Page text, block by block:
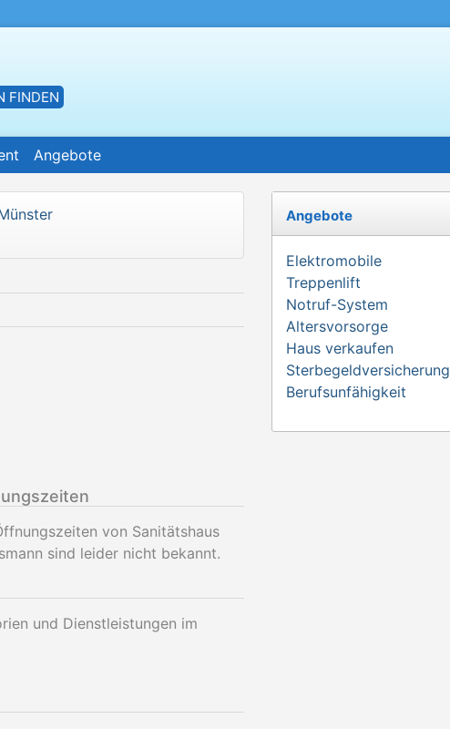
FINDEN
Angebote
von Sanitätshaus
sind leider nicht bekannt.
und Dienstleistungen im
Angebote
Elektromobile
Treppenlift
Notruf-System
Altersvorsorge
Haus verkaufen
Sterbegeldversicherung
Berufsunfähigkeit